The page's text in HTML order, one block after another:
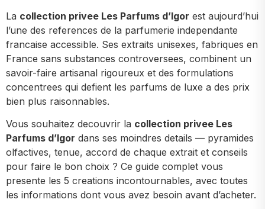
La collection privee Les Parfums d’Igor est aujourd’hui
l’une des references de la parfumerie independante
francaise accessible. Ses extraits unisexes, fabriques en
France sans substances controversees, combinent un
savoir-faire artisanal rigoureux et des formulations
concentrees qui defient les parfums de luxe a des prix
bien plus raisonnables.
Vous souhaitez decouvrir la collection privee Les
Parfums d’Igor dans ses moindres details — pyramides
olfactives, tenue, accord de chaque extrait et conseils
pour faire le bon choix ? Ce guide complet vous
presente les 5 creations incontournables, avec toutes
les informations dont vous avez besoin avant d’acheter.